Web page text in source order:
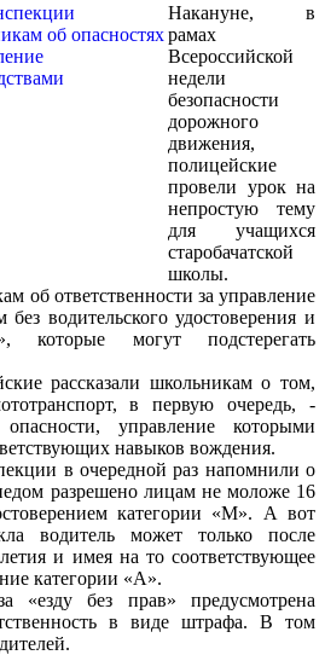
Накануне, в
рамах
Всероссийской
недели
безопасности
дорожного
движения,
полицейские
провели урок на
непростую тему
для учащихся
старобачатской
школы.
об ответственности за управление
водительского удостоверения и
которые могут подстерегать
рассказали школьникам о том,
в первую очередь, -
управление которыми
навыков вождения.
в очередной раз напомнили о
разрешено лицам не моложе 16
категории «М». А вот
водитель может только после
и имея на то соответствующее
категории «А».
«езду без прав» предусмотрена
в виде штрафа. В том